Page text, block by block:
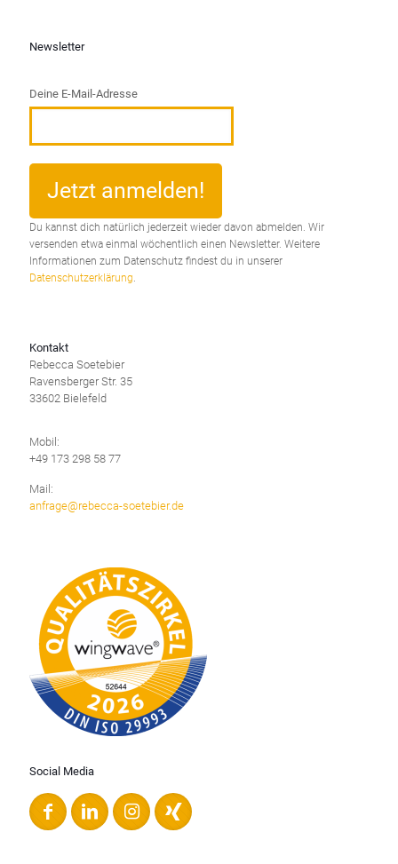
Social Media
Kontakt
Rebecca Soetebier
Ravensberger Str. 35
33602 Bielefeld
Mobil:
+49 173 298 58 77
Mail:
anfrage@rebecca-soetebier.de
Newsletter
Deine E-Mail-Adresse
Du kannst dich natürlich jederzeit wieder davon abmelden. Wir
versenden etwa einmal wöchentlich einen Newsletter. Weitere
Informationen zum Datenschutz findest du in unserer
Datenschutzerklärung.